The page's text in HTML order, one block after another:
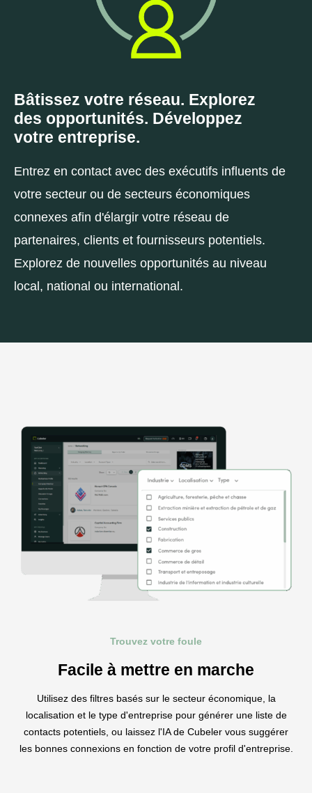
Bâtissez votre réseau. Explorez
des opportunités. Développez
votre entreprise.
Entrez en contact avec des exécutifs influents de
votre secteur ou de secteurs économiques
connexes afin d'élargir votre réseau de
partenaires, clients et fournisseurs potentiels.
Explorez de nouvelles opportunités au niveau
local, national ou international.
Trouvez votre foule
Facile à mettre en marche
Utilisez des filtres basés sur le secteur économique, la
localisation et le type d'entreprise pour générer une liste de
contacts potentiels, ou laissez l'IA de Cubeler vous suggérer
les bonnes connexions en fonction de votre profil d'entreprise.